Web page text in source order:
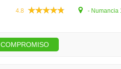
4.8 - Numancia